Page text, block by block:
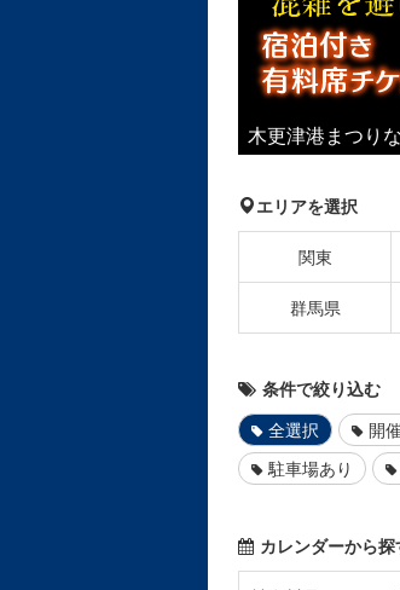
木更津港まつり
エリアを選択
関東
群馬県
条件で絞り込む
全選択
開
駐車場あり
カレンダーから探